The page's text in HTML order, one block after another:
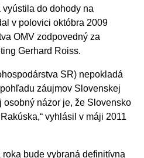
do dohody na
v polovici októbra 2009
OMV zodpovedný za
Gerhard Roiss.
SR) nepokladá
záujmov Slovenskej
osobný názor je, že Slovensko
vyhlásil v máji 2011
roka bude vybraná definitívna